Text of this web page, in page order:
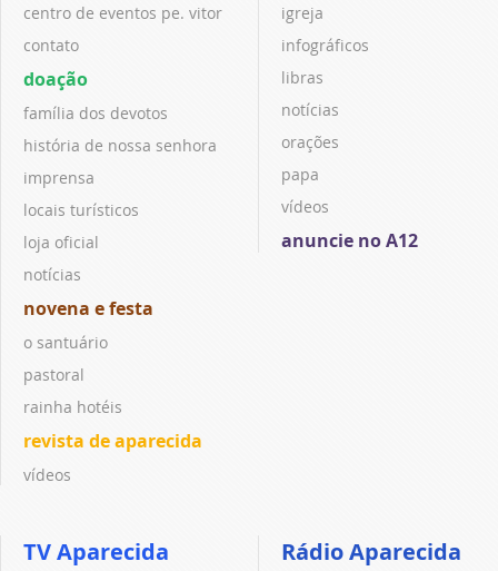
centro de eventos pe. vitor
contato
doação
família dos devotos
história de nossa senhora
imprensa
locais turísticos
loja oficial
notícias
novena e festa
o santuário
pastoral
rainha hotéis
revista de aparecida
vídeos
igreja
infográficos
libras
notícias
orações
papa
vídeos
anuncie no A12
TV Aparecida Rádio Aparecida